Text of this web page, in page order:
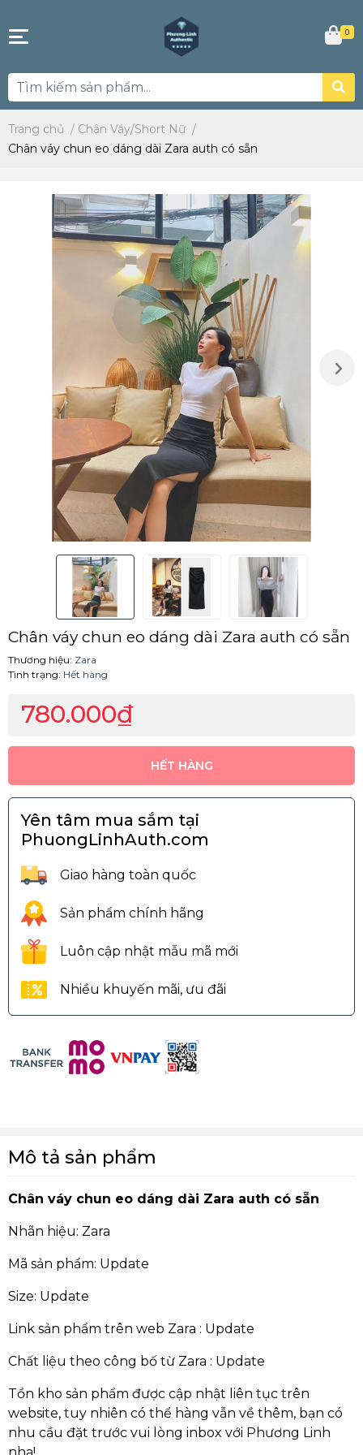
0
Trang chủ / Chân Váy/Short Nữ /
Chân váy chun eo dáng dài Zara auth có sẵn
Chân váy chun eo dáng dài Zara auth có sẵn
Thương hiệu: Zara
Tình trạng: Hết hàng
780.000₫
HẾT HÀNG
Yên tâm mua sắm tại
PhuongLinhAuth.com
Giao hàng toàn quốc
Sản phẩm chính hãng
Luôn cập nhật mẫu mã mới
Nhiều khuyến mãi, ưu đãi
Mô tả sản phẩm
Chân váy chun eo dáng dài Zara auth có sẵn
Nhãn hiệu: Zara
Mã sản phẩm: Update
Size: Update
Link sản phẩm trên web Zara : Update
Chất liệu theo công bố từ Zara : Update
Tồn kho sản phẩm được cập nhật liên tục trên
website, tuy nhiên có thể hàng vẫn về thêm, bạn có
nhu cầu đặt trước vui lòng inbox với Phương Linh